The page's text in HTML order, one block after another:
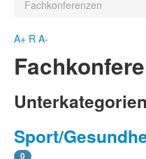
Fachkonferenzen
A+ R A-
Unterkategorien
Sport/
0